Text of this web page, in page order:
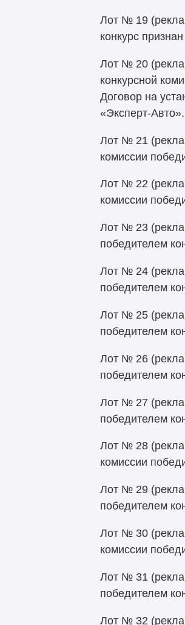
Лот № 19
конкурс
Лот № 20
конкурсной
Договор на
«Эксперт-Авто».
Лот № 21
комиссии
Лот № 22
комиссии
Лот № 23
победителем
Лот № 24
победителем
Лот № 25
победителем
Лот № 26
победителем
Лот № 27
победителем
Лот № 28
комиссии
Лот № 29
победителем
Лот № 30
комиссии
Лот № 31
победителем
Лот № 32